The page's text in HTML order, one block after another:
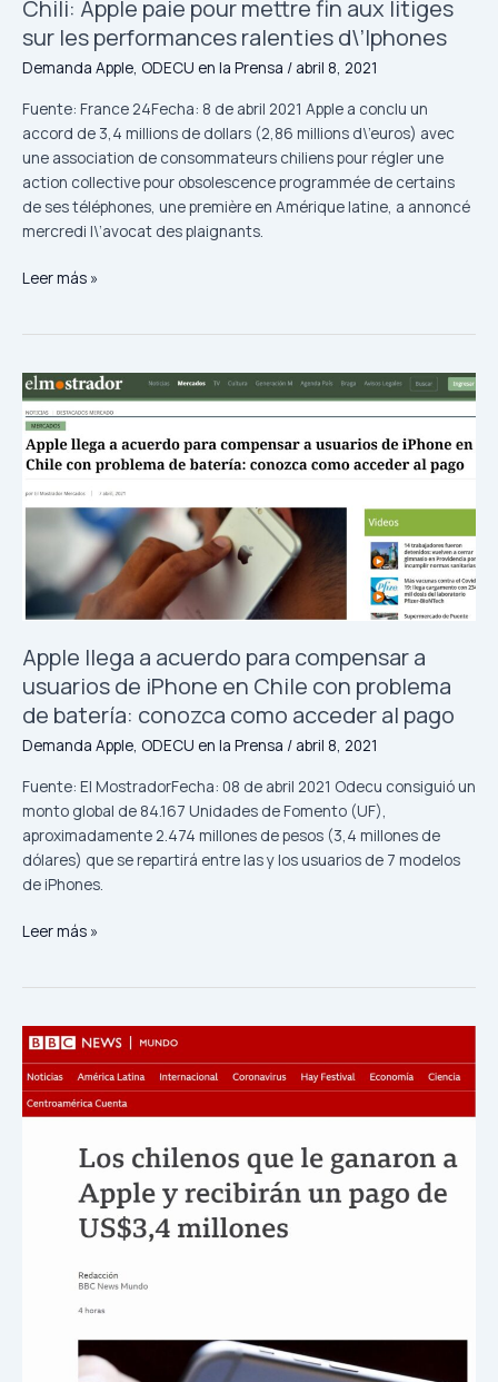
Chili: Apple paie pour mettre fin aux litiges
sur les performances ralenties d\’Iphones
Demanda Apple, ODECU en la Prensa / abril 8, 2021
Fuente: France 24Fecha: 8 de abril 2021 Apple a conclu un
accord de 3,4 millions de dollars (2,86 millions d\’euros) avec
une association de consommateurs chiliens pour régler une
action collective pour obsolescence programmée de certains
de ses téléphones, une première en Amérique latine, a annoncé
mercredi l\’avocat des plaignants.
Leer más »
Apple llega a acuerdo para compensar a
usuarios de iPhone en Chile con problema
de batería: conozca como acceder al pago
Demanda Apple, ODECU en la Prensa / abril 8, 2021
Fuente: El MostradorFecha: 08 de abril 2021 Odecu consiguió un
monto global de 84.167 Unidades de Fomento (UF),
aproximadamente 2.474 millones de pesos (3,4 millones de
dólares) que se repartirá entre las y los usuarios de 7 modelos
de iPhones.
Apple
llega
a
acuerdo
compensar
de
iPhone
Chile
con
problema
de
batería:
como
acceder
al
pago
Leer más »
Los
chilenos
que
le
recibirán
millones